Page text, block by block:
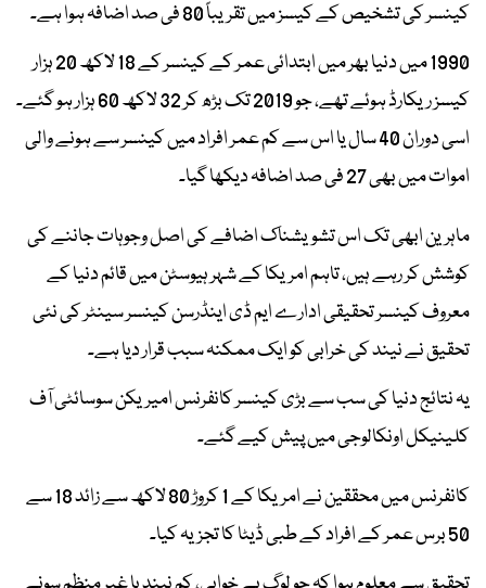
کینسر کی تشخیص کے کیسز میں تقریباً 80 فی صد اضافہ ہوا ہے۔
1990 میں دنیا بھر میں ابتدائی عمر کے کینسر کے 18 لاکھ 20 ہزار
کیسز ریکارڈ ہوئے تھے، جو 2019 تک بڑھ کر 32 لاکھ 60 ہزار ہو گئے۔
اسی دوران 40 سال یا اس سے کم عمر افراد میں کینسر سے ہونے والی
اموات میں بھی 27 فی صد اضافہ دیکھا گیا۔
ماہرین ابھی تک اس تشویشناک اضافے کی اصل وجوہات جاننے کی
کوشش کر رہے ہیں، تاہم امریکا کے شہر ہیوسٹن میں قائم دنیا کے
معروف کینسر تحقیقی ادارے ایم ڈی اینڈرسن کینسر سینٹر کی نئی
تحقیق نے نیند کی خرابی کو ایک ممکنہ سبب قرار دیا ہے۔
یہ نتائج دنیا کی سب سے بڑی کینسر کانفرنس امیریکن سوسائٹی آف
کلینیکل اونکالوجی میں پیش کیے گئے۔
کانفرنس میں محققین نے امریکا کے 1 کروڑ 80 لاکھ سے زائد 18 سے
50 برس عمر کے افراد کے طبی ڈیٹا کا تجزیہ کیا۔